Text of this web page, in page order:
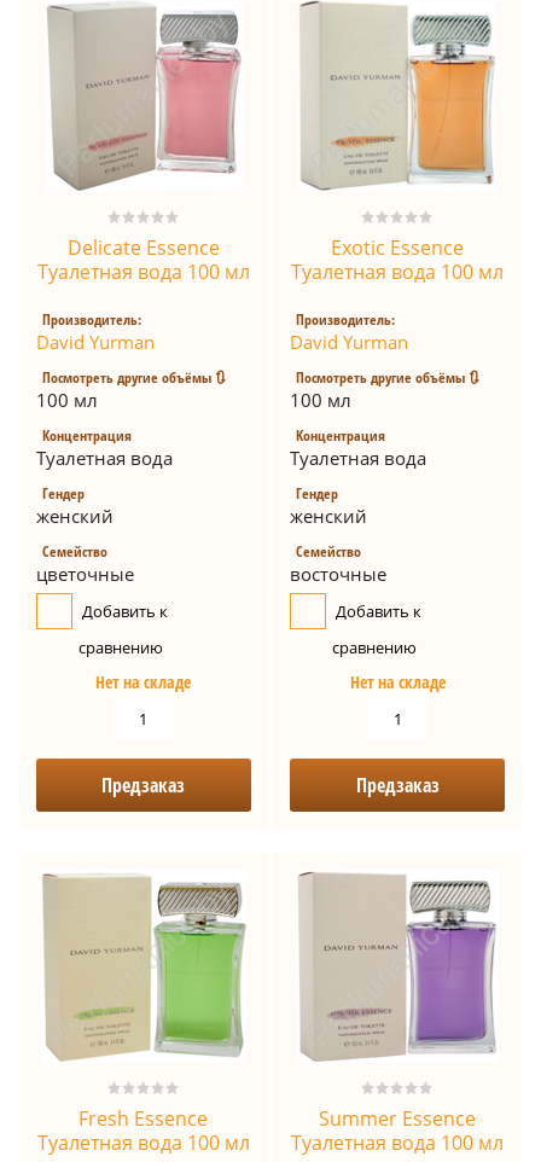
Delicate Essence
Туалетная вода 100 мл
Производитель:
David Yurman
Посмотреть другие объёмы 🔃
100 мл
Концентрация
Туалетная вода
Гендер
женский
Семейство
цветочные
Добавить к
сравнению
Нет на складе
Предзаказ
Exotic Essence
Туалетная вода 100 мл
Производитель:
David Yurman
Посмотреть другие объёмы 🔃
100 мл
Концентрация
Туалетная вода
Гендер
женский
Семейство
восточные
Добавить к
сравнению
Нет на складе
Предзаказ
Fresh Essence
Туалетная вода 100 мл
Summer Essence
Туалетная вода 100 мл